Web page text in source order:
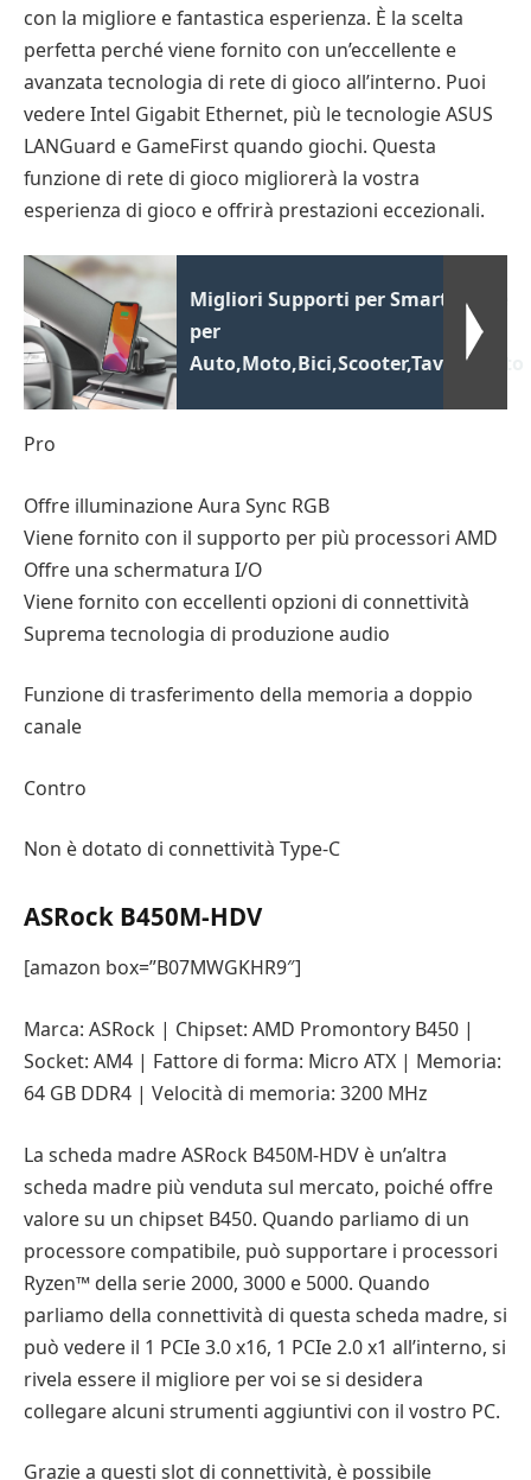
con la migliore e fantastica esperienza. È la scelta
perfetta perché viene fornito con un’eccellente e
avanzata tecnologia di rete di gioco all’interno. Puoi
vedere Intel Gigabit Ethernet, più le tecnologie ASUS
LANGuard e GameFirst quando giochi. Questa
funzione di rete di gioco migliorerà la vostra
esperienza di gioco e offrirà prestazioni eccezionali.
Migliori Supporti per Smartphone
per
Auto,Moto,Bici,Scooter,Tavolo,letto
Pro
Offre illuminazione Aura Sync RGB
Viene fornito con il supporto per più processori AMD
Offre una schermatura I/O
Viene fornito con eccellenti opzioni di connettività
Suprema tecnologia di produzione audio
Funzione di trasferimento della memoria a doppio
canale
Contro
Non è dotato di connettività Type-C
ASRock B450M-HDV
[amazon box=”B07MWGKHR9″]
Marca: ASRock | Chipset: AMD Promontory B450 |
Socket: AM4 | Fattore di forma: Micro ATX | Memoria:
64 GB DDR4 | Velocità di memoria: 3200 MHz
La scheda madre ASRock B450M-HDV è un’altra
scheda madre più venduta sul mercato, poiché offre
valore su un chipset B450. Quando parliamo di un
processore compatibile, può supportare i processori
Ryzen™ della serie 2000, 3000 e 5000. Quando
parliamo della connettività di questa scheda madre, si
può vedere il 1 PCIe 3.0 x16, 1 PCIe 2.0 x1 all’interno, si
rivela essere il migliore per voi se si desidera
collegare alcuni strumenti aggiuntivi con il vostro PC.
Grazie a questi slot di connettività, è possibile